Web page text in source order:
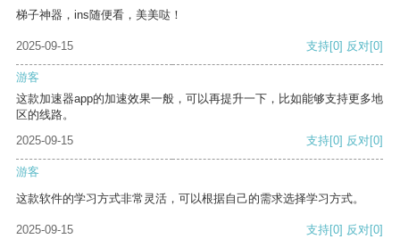
梯子神器，ins随便看，美美哒！
2025-09-15 支持[0] 反对[0]
游客
这款加速器app的加速效果一般，可以再提升一下，比如能够支持更多地
区的线路。
2025-09-15
支持[0] 反对[0]
游客
这款软件的学习方式非常灵活，可以根据自己的需求选择学习方式。
2025-09-15 支持[0] 反对[0]